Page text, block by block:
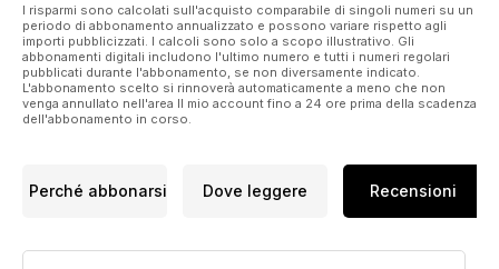
I risparmi sono calcolati sull'acquisto comparabile di singoli numeri su un
periodo di abbonamento annualizzato e possono variare rispetto agli
importi pubblicizzati. I calcoli sono solo a scopo illustrativo. Gli
abbonamenti digitali includono l'ultimo numero e tutti i numeri regolari
pubblicati durante l'abbonamento, se non diversamente indicato.
L'abbonamento scelto si rinnoverà automaticamente a meno che non
venga annullato nell'area Il mio account fino a 24 ore prima della scadenza
dell'abbonamento in corso.
Perché abbonarsi Dove leggere Recensioni